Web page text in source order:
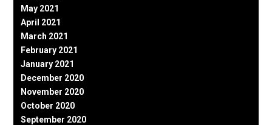
May 2021
April 2021
March 2021
February 2021
January 2021
December 2020
November 2020
October 2020
September 2020